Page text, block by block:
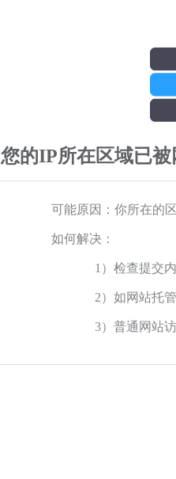
您的IP所在区域已
可能原因：你所在的
如何解决：
1）检查提交
2）如网站托
3）普通网站